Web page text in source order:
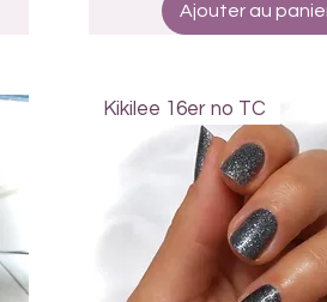
Ajouter au
Kikilee 16er no TC